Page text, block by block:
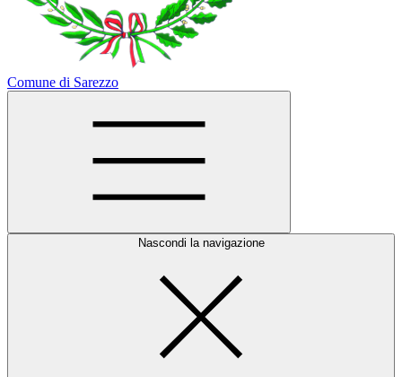
Comune di Sarezzo
Nascondi la navigazione